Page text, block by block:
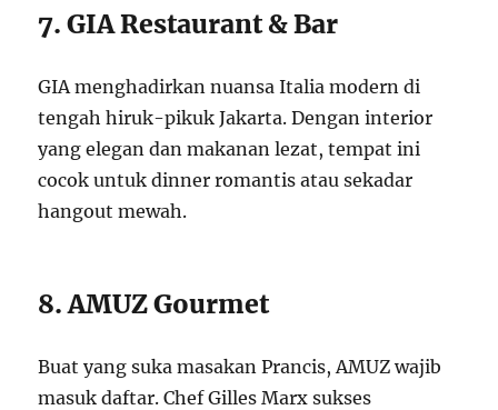
7. GIA Restaurant & Bar
GIA menghadirkan nuansa Italia modern di
tengah hiruk-pikuk Jakarta. Dengan interior
yang elegan dan makanan lezat, tempat ini
cocok untuk dinner romantis atau sekadar
hangout mewah.
8. AMUZ Gourmet
Buat yang suka masakan Prancis, AMUZ wajib
masuk daftar. Chef Gilles Marx sukses